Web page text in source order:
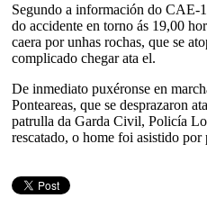
Segundo a información do CAE-
do accidente en torno ás 19,00
caera por unhas rochas, que se
complicado chegar ata el.
De inmediato puxéronse en
Ponteareas, que se desprazaron
patrulla da Garda Civil, Policía
rescatado, o home foi asistido por